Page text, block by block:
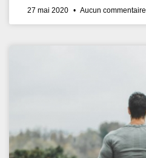
27 mai 2020 Aucun commentaire